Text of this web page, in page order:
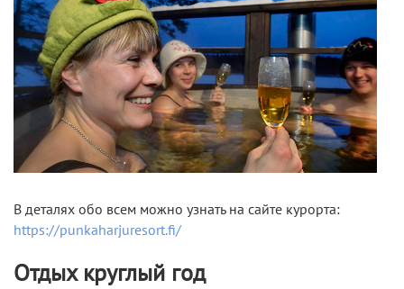
В деталях обо всем можно узнать на сайте курорта:
https://punkaharjuresort.fi/
Отдых круглый год